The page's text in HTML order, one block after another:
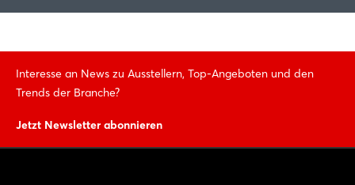
Interesse an News zu Ausstellern, Top-Angeboten und den
Trends der Branche?
Jetzt Newsletter abonnieren